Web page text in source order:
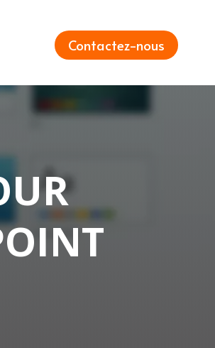
Contactez-nous